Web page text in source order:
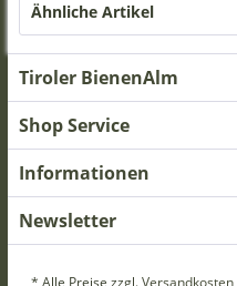
Ähnliche Artikel
Tiroler BienenAlm
Shop Service
Informationen
Newsletter
* Alle Preise zzgl. Versandkosten